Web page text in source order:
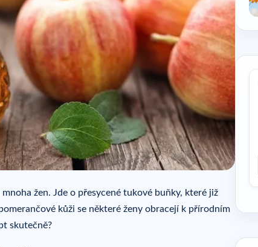
žen. Jde o přesycené tukové buňky, které již
kůži se některé ženy obracejí k přírodním
skutečně?